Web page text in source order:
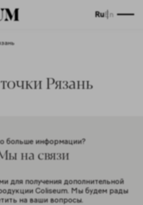
RuEn
Рязань
больше информации?
на связи
для получения дополнительной
Coliseum. Мы будем рады
на ваши вопросы.